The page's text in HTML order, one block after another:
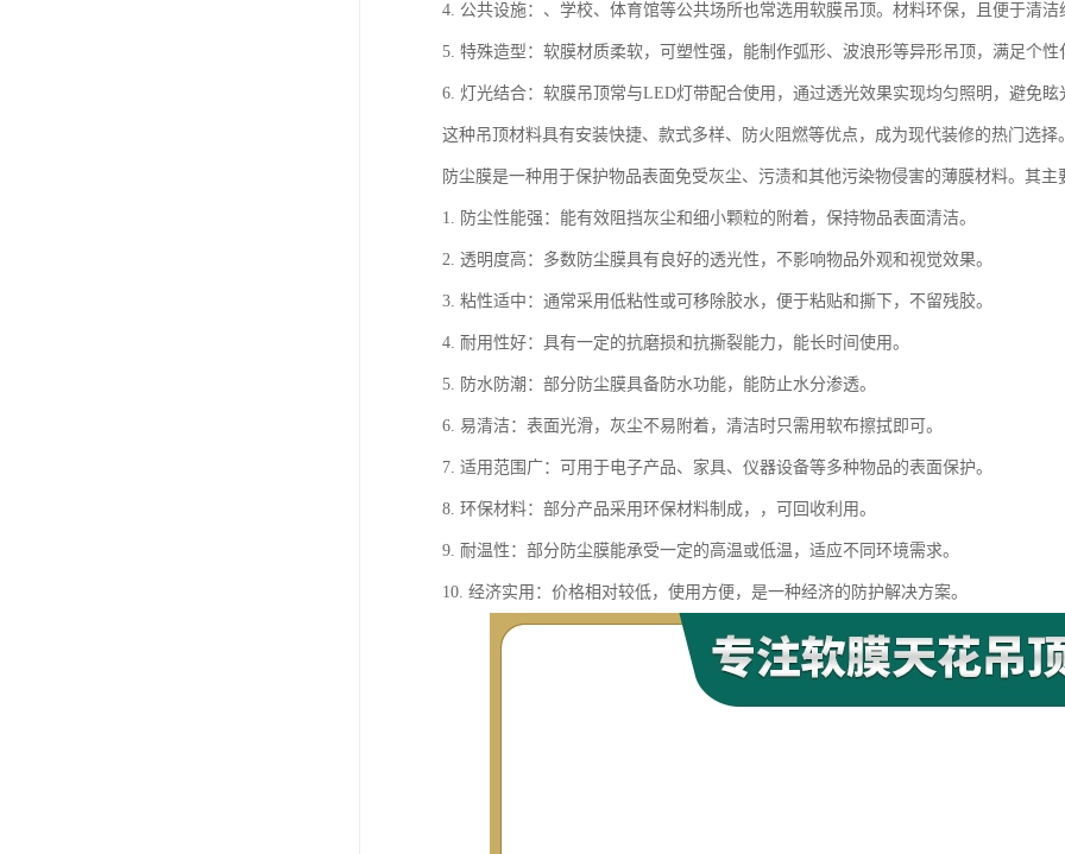
4. 公共设施：、学校、体育馆等公共场所也常选用软膜吊顶。材料环保，且便于清洁
5. 特殊造型：软膜材质柔软，可塑性强，能制作弧形、波浪形等异形吊顶，满足个性
6. 灯光结合：软膜吊顶常与LED灯带配合使用，通过透光效果实现均匀照明，避免眩
这种吊顶材料具有安装快捷、款式多样、防火阻燃等优点，成为现代装修的热门选择。
防尘膜是一种用于保护物品表面免受灰尘、污渍和其他污染物侵害的薄膜材料。其主
1. 防尘性能强：能有效阻挡灰尘和细小颗粒的附着，保持物品表面清洁。
2. 透明度高：多数防尘膜具有良好的透光性，不影响物品外观和视觉效果。
3. 粘性适中：通常采用低粘性或可移除胶水，便于粘贴和撕下，不留残胶。
4. 耐用性好：具有一定的抗磨损和抗撕裂能力，能长时间使用。
5. 防水防潮：部分防尘膜具备防水功能，能防止水分渗透。
6. 易清洁：表面光滑，灰尘不易附着，清洁时只需用软布擦拭即可。
7. 适用范围广：可用于电子产品、家具、仪器设备等多种物品的表面保护。
8. 环保材料：部分产品采用环保材料制成，，可回收利用。
9. 耐温性：部分防尘膜能承受一定的高温或低温，适应不同环境需求。
10. 经济实用：价格相对较低，使用方便，是一种经济的防护解决方案。